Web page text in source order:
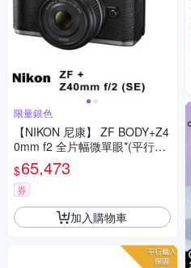
限量銀色
【NIKON 尼康】 ZF BODY+Z4
0mm f2 全片幅微單眼*(平行輸
入)
$65,473
券
加入購物車